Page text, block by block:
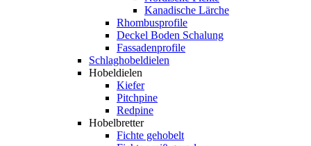
Kanadische Lärche
Rhombusprofile
Deckel Boden Schalung
Fassadenprofile
Schlaghobeldielen
Hobeldielen
Kiefer
Pitchpine
Redpine
Hobelbretter
Fichte gehobelt